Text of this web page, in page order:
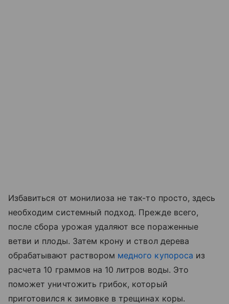
Избавиться от монилиоза не так-то просто, здесь
необходим системный подход. Прежде всего,
после сбора урожая удаляют все пораженные
ветви и плоды. Затем крону и ствол дерева
обрабатывают раствором медного купороса из
расчета 10 граммов на 10 литров воды. Это
поможет уничтожить грибок, который
приготовился к зимовке в трещинах коры.